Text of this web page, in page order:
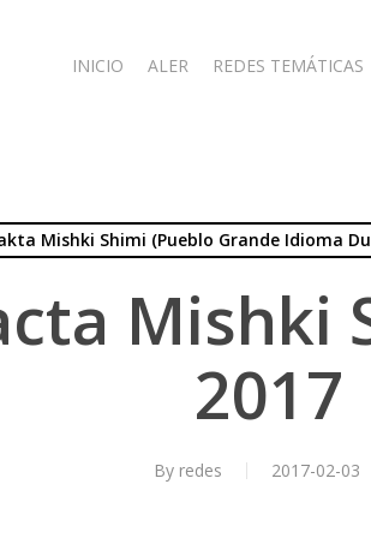
INICIO ALER REDES TEMÁTICAS
Mishki Shimi (Pueblo Grande Idioma
Mishki
2017
By redes 2017-02-03